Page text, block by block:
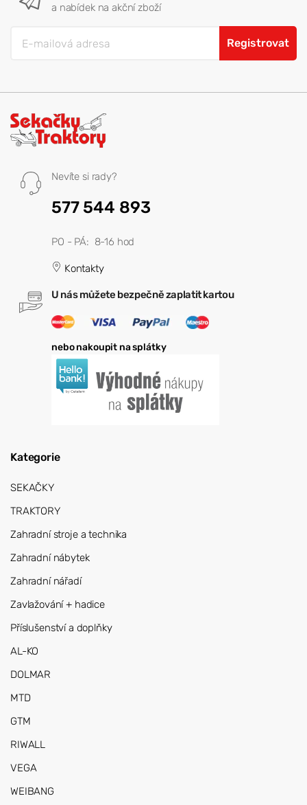
a nabídek na akční zboží
Registrovat
Nevíte si rady?
577 544 893
PO - PÁ: 8-16 hod
Kontakty
U nás můžete bezpečně zaplatit kartou
nebo nakoupit na splátky
Kategorie
SEKAČKY
TRAKTORY
Zahradní stroje a technika
Zahradní nábytek
Zahradní nářadí
Zavlažování + hadice
Příslušenství a doplňky
AL-KO
DOLMAR
MTD
GTM
RIWALL
VEGA
WEIBANG